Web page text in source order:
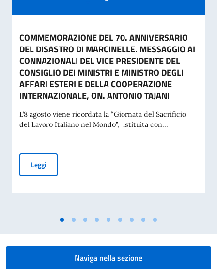
COMMEMORAZIONE DEL 70. ANNIVERSARIO
DEL DISASTRO DI MARCINELLE. MESSAGGIO AI
CONNAZIONALI DEL VICE PRESIDENTE DEL
CONSIGLIO DEI MINISTRI E MINISTRO DEGLI
AFFARI ESTERI E DELLA COOPERAZIONE
INTERNAZIONALE, ON. ANTONIO TAJANI
L’8 agosto viene ricordata la “Giornata del Sacrificio
del Lavoro Italiano nel Mondo”, istituita con...
LeggiCOMMEMORAZIONE DEL 70. ANNIVERSARIO DEL
Naviga nella sezione